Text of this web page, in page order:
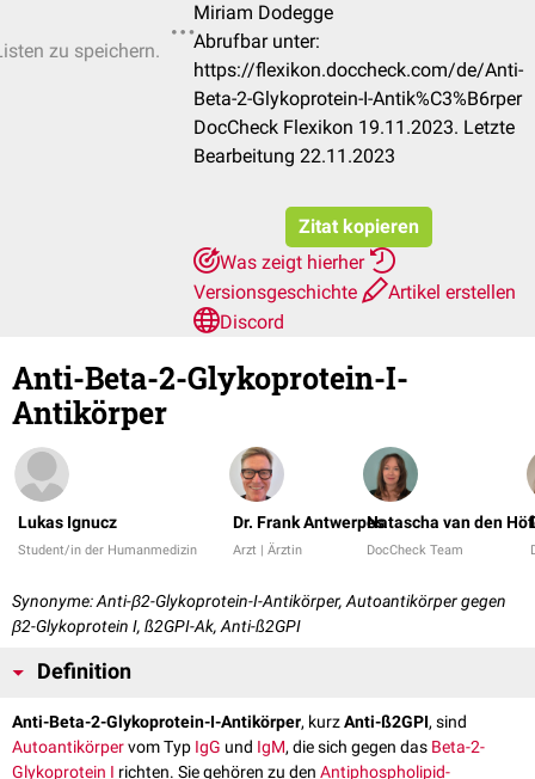
zu speichern.
Miriam Dodegge
Abrufbar unter:
https://flexikon.doccheck.com/de/Anti-
Beta-2-Glykoprotein-I-Antik%C3%B6rper
DocCheck Flexikon 19.11.2023. Letzte
Bearbeitung 22.11.2023
Zitat kopieren
Was zeigt hierher
Versionsgeschichte
Artikel erstellen
Discord
Anti-Beta-2-Glykoprotein-I-
Antikörper
Lukas Ignucz
Student/in der Humanmedizin
Dr. Frank Antwerpes
Arzt | Ärztin
Natascha van den
DocCheck Team
Synonyme: Anti-β2-Glykoprotein-I-Antikörper, Autoantikörper gegen
β2-Glykoprotein I, ß2GPI-Ak, Anti-ß2GPI
Definition
Anti-Beta-2-Glykoprotein-I-Antikörper, kurzAnti-ß2GPI, sind
Autoantikörpervom Typ IgG und IgM, die sich gegen das Beta-2-
Glykoprotein I richten. Sie gehören zu den Antiphospholipid-